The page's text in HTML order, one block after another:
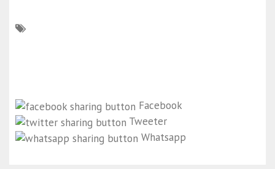
Facebook
Tweeter
Whatsapp